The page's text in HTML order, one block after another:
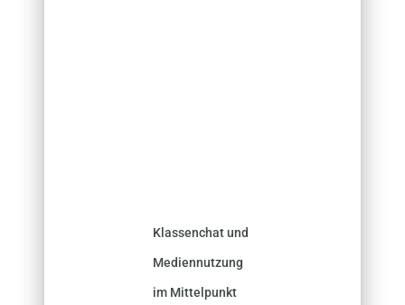
Klassenchat und
Mediennutzung
im Mittelpunkt